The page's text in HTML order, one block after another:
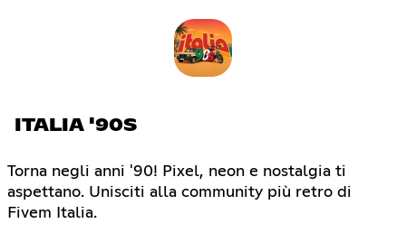
ITALIA '90S
Torna negli anni '90! Pixel, neon e nostalgia ti
aspettano. Unisciti alla community più retro di
Fivem Italia.